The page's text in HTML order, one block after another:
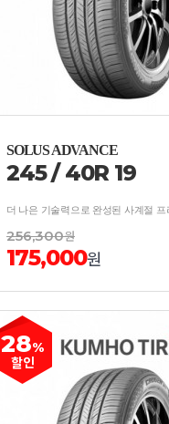
SOLUS ADVANCE
245/40R 19
256,300원
175,000원
28%
할인